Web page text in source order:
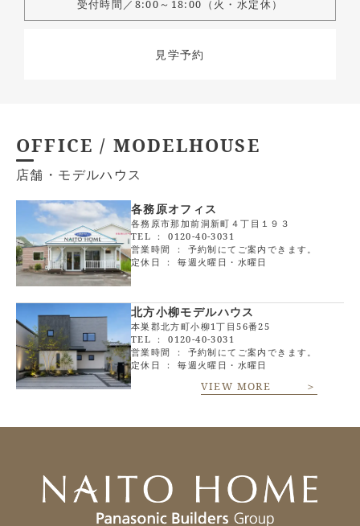
受付時間／8:00～18:00（火・水定休）
見学予約
OFFICE / MODELHOUSE
店舗・モデルハウス
各務原オフィス
各務原市那加前洞新町４丁目１９３
TEL ：0120-40-3031
営業時間 ： 予約制にてご案内できます。
定休日 ： 毎週火曜日・水曜日
北方小柳モデルハウス
本巣郡北方町小柳1丁目56番25
TEL ：0120-40-3031
営業時間 ： 予約制にてご案内できます。
定休日 ： 毎週火曜日・水曜日
VIEW MORE ＞